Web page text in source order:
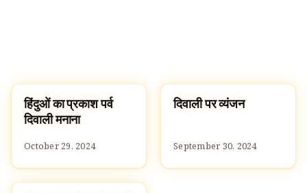
FESTIVALS
हिंदुओं का प्रकाश पर्व
दिवाली मनाना
October 29, 2024
RECIPES
दिवाली पर व्यंजन
September 30, 2024